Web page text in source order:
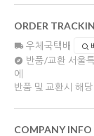
ORDER
우체국택배
반품/교환 서울
에
반품 및 교환시 해
COMPANY INFO